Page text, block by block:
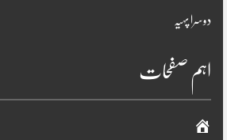
دوسرا پہیہ
اہم صفحات
صفحہ